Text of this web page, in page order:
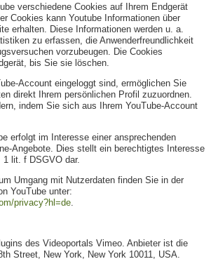
verschiedene Cookies auf Ihrem Endgerät
Cookies kann Youtube Informationen über
erhalten. Diese Informationen werden u. a.
zu erfassen, die Anwenderfreundlichkeit
vorzubeugen. Die Cookies
bis Sie sie löschen.
Account eingeloggt sind, ermöglichen Sie
direkt Ihrem persönlichen Profil zuzuordnen.
indem Sie sich aus Ihrem YouTube-Account
erfolgt im Interesse einer ansprechenden
Angebote. Dies stellt ein berechtigtes Interesse
lit. f DSGVO dar.
Umgang mit Nutzerdaten finden Sie in der
YouTube unter:
privacy?hl=de
des Videoportals Vimeo. Anbieter ist die
Street, New York, New York 10011, USA.